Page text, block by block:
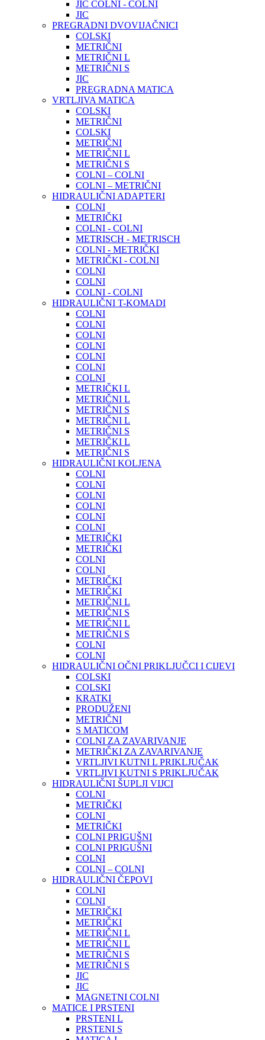
JIC COLNI - COLNI
JIC
PREGRADNI DVOVIJAČNICI
COLSKI
METRIČNI
METRIČNI L
METRIČNI S
JIC
PREGRADNA MATICA
VRTLJIVA MATICA
COLSKI
METRIČNI
COLSKI
METRIČNI
METRIČNI L
METRIČNI S
COLNI – COLNI
COLNI – METRIČNI
HIDRAULIČNI ADAPTERI
COLNI
METRIČKI
COLNI - COLNI
METRISCH - METRISCH
COLNI - METRIČKI
METRIČKI - COLNI
COLNI
COLNI
COLNI - COLNI
HIDRAULIČNI T-KOMADI
COLNI
COLNI
COLNI
COLNI
COLNI
COLNI
COLNI
METRIČKI L
METRIČNI L
METRIČNI S
METRIČNI L
METRIČNI S
METRIČKI L
METRIČNI S
HIDRAULIČNI KOLJENA
COLNI
COLNI
COLNI
COLNI
COLNI
COLNI
METRIČKI
METRIČKI
COLNI
COLNI
METRIČKI
METRIČKI
METRIČNI L
METRIČNI S
METRIČNI L
METRIČNI S
COLNI
COLNI
HIDRAULIČNI OČNI PRIKLJUČCI I CIJEVI
COLSKI
COLSKI
KRATKI
PRODUŽENI
METRIČNI
S MATICOM
COLNI ZA ZAVARIVANJE
METRIČKI ZA ZAVARIVANJE
VRTLJIVI KUTNI L PRIKLJUČAK
VRTLJIVI KUTNI S PRIKLJUČAK
HIDRAULIČNI ŠUPLJI VIJCI
COLNI
METRIČKI
COLNI
METRIČKI
COLNI PRIGUŠNI
COLNI PRIGUŠNI
COLNI
COLNI – COLNI
HIDRAULIČNI ČEPOVI
COLNI
COLNI
METRIČKI
METRIČKI
METRIČNI L
METRIČNI L
METRIČNI S
METRIČNI S
JIC
JIC
MAGNETNI COLNI
MATICE I PRSTENI
PRSTENI L
PRSTENI S